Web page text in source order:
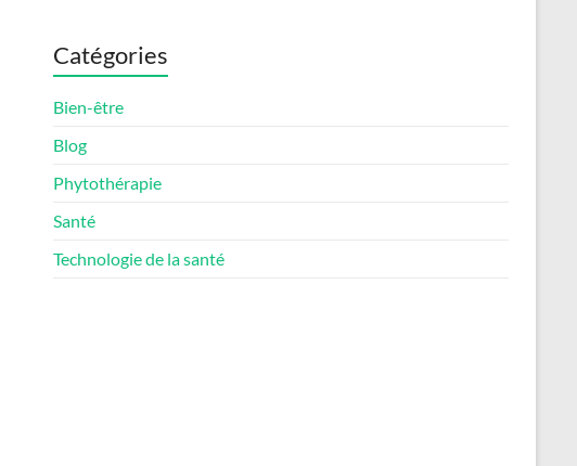
Catégories
Bien-être
Blog
Phytothérapie
Santé
Technologie de la santé